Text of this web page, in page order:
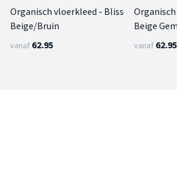
Organisch vloerkleed - Bliss
Beige/Bruin
vanaf 62.95
Beige
vanaf 62.95